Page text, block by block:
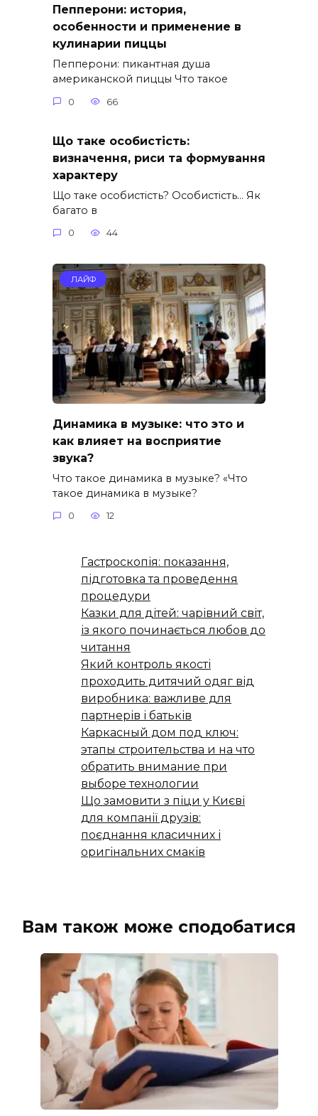
Пепперони: история,
особенности и применение в
кулинарии пиццы
Пепперони: пикантная душа
американской пиццы Что такое
0 66
Що таке особистість:
визначення, риси та формування
характеру
Що таке особистість? Особистість… Як
багато в
0 44
ЛАЙФ
Динамика в музыке: что это и
как влияет на восприятие
звука?
Что такое динамика в музыке? «Что
такое динамика в музыке?
0 12
Гастроскопія: показання,
підготовка та проведення
процедури
Казки для дітей: чарівний світ,
із якого починається любов до
читання
Який контроль якості
проходить дитячий одяг від
виробника: важливе для
партнерів і батьків
Каркасный дом под ключ:
этапы строительства и на что
обратить внимание при
выборе технологии
Що замовити з піци у Києві
для компанії друзів:
поєднання класичних і
оригінальних смаків
Вам також може сподобатися